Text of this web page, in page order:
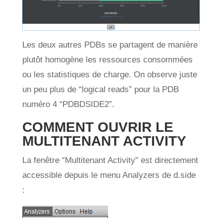
Les deux autres PDBs se partagent de manière
plutôt homogène les ressources consommées
ou les statistiques de charge. On observe juste
un peu plus de “logical reads” pour la PDB
numéro 4 “PDBDSIDE2”.
COMMENT OUVRIR LE
MULTITENANT ACTIVITY
La fenêtre “Multitenant Activity” est directement
accessible depuis le menu Analyzers de d.side
: